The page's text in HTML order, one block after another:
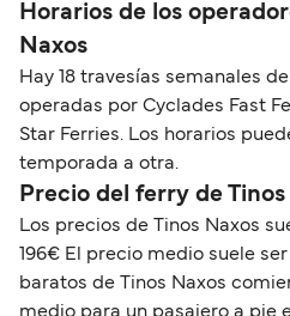
Horarios de los
Naxos
Hay 18 travesías semanales
operadas por Cyclades Fast
Star Ferries. Los horarios
temporada a otra.
Precio del ferry de Tinos
Los precios de Tinos Naxos
196€ El precio medio suele
baratos de Tinos Naxos
medio para un pasajero a pie